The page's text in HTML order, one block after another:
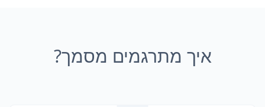
איך מתרגמים מסמך?